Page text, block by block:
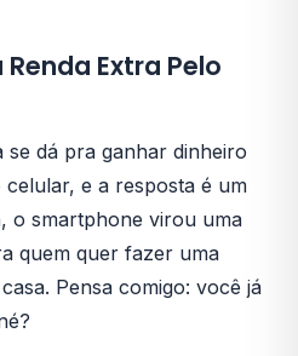
Extra Pelo
se dá pra ganhar dinheiro
e a resposta é um
o smartphone virou uma
quem quer fazer uma
Pensa comigo: você já